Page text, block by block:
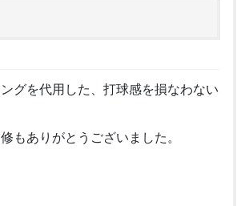
グを代用した、打球感を損なわない
もありがとうございました。